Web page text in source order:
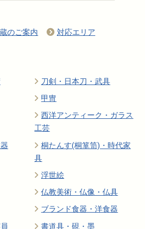
のご案内
対応エリア
刀剣・日本刀・武具
甲冑
西洋アンティーク・ガラス
工芸
桐たんす(桐箪笥)・時代家
具
浮世絵
仏教美術・仏像・仏具
ブランド食器・洋食器
書道具・硯・墨